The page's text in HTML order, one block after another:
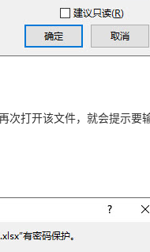
次打开该文件，就会提示要